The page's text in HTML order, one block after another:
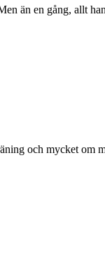
än en gång, allt
och mycket om